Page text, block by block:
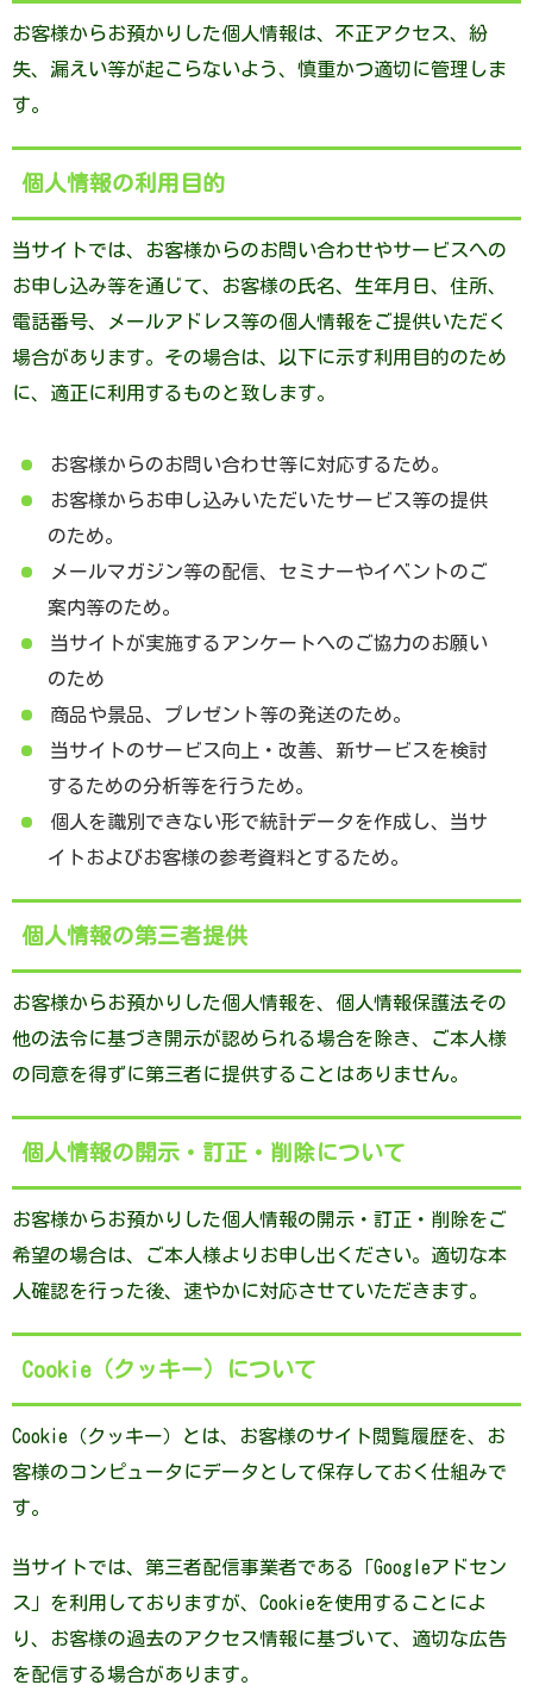
お客様からお預かりした個人情報は、不正アクセス、紛
失、漏えい等が起こらないよう、慎重かつ適切に管理しま
す。
個人情報の利用目的
当サイトでは、お客様からのお問い合わせやサービスへの
お申し込み等を通じて、お客様の氏名、生年月日、住所、
電話番号、メールアドレス等の個人情報をご提供いただく
場合があります。その場合は、以下に示す利用目的のため
に、適正に利用するものと致します。
お客様からのお問い合わせ等に対応するため。
お客様からお申し込みいただいたサービス等の提供
のため。
メールマガジン等の配信、セミナーやイベントのご
案内等のため。
当サイトが実施するアンケートへのご協力のお願い
のため
商品や景品、プレゼント等の発送のため。
当サイトのサービス向上・改善、新サービスを検討
するための分析等を行うため。
個人を識別できない形で統計データを作成し、当サ
イトおよびお客様の参考資料とするため。
個人情報の第三者提供
お客様からお預かりした個人情報を、個人情報保護法その
他の法令に基づき開示が認められる場合を除き、ご本人様
の同意を得ずに第三者に提供することはありません。
個人情報の開示・訂正・削除について
お客様からお預かりした個人情報の開示・訂正・削除をご
希望の場合は、ご本人様よりお申し出ください。適切な本
人確認を行った後、速やかに対応させていただきます。
Cookie（クッキー）について
Cookie（クッキー）とは、お客様のサイト閲覧履歴を、お
客様のコンピュータにデータとして保存しておく仕組みで
す。
当サイトでは、第三者配信事業者である「Googleアドセン
ス」を利用しておりますが、Cookieを使用することによ
り、お客様の過去のアクセス情報に基づいて、適切な広告
を配信する場合があります。